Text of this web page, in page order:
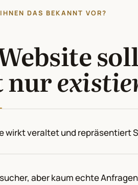
DAS BEKANNT VOR?
nur
wirkt veraltet und repräsentiert
aber kaum echte